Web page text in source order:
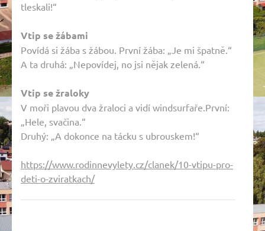
tleskali!“
Vtip se žábami
Povídá si žába s žábou. První žába: „Je mi špatně.“
A ta druhá: „Nepovídej, no jsi nějak zelená.“
Vtip se žraloky
V moři plavou dva žraloci a vidí windsurfaře.První:
„Hele, svačina.“
Druhý: „A dokonce na tácku s ubrouskem!“
https://www.rodinnevylety.cz/clanek/10-vtipu-pro-
deti-o-zviratkach/